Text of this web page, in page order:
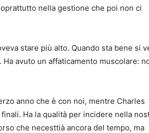
nella gestione che poi non ci
stare più alto. Quando sta bene si
avuto un affaticamento muscolare:
anno che è con noi, mentre Charles
Ha la qualità per incidere nella
che necesttià ancora del tempo, ma